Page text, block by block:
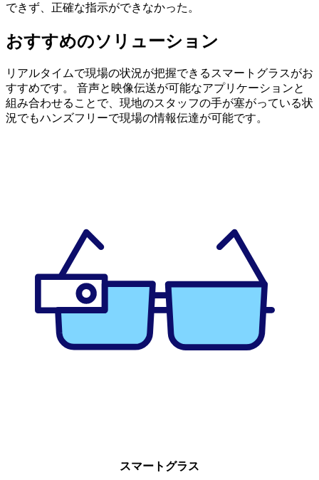
できず、正確な指示ができなかった。
おすすめのソリューション
リアルタイムで現場の状況が把握できるスマートグラスがお
すすめです。 音声と映像伝送が可能なアプリケーションと
組み合わせることで、現地のスタッフの手が塞がっている状
況でもハンズフリーで現場の情報伝達が可能です。
スマートグラス